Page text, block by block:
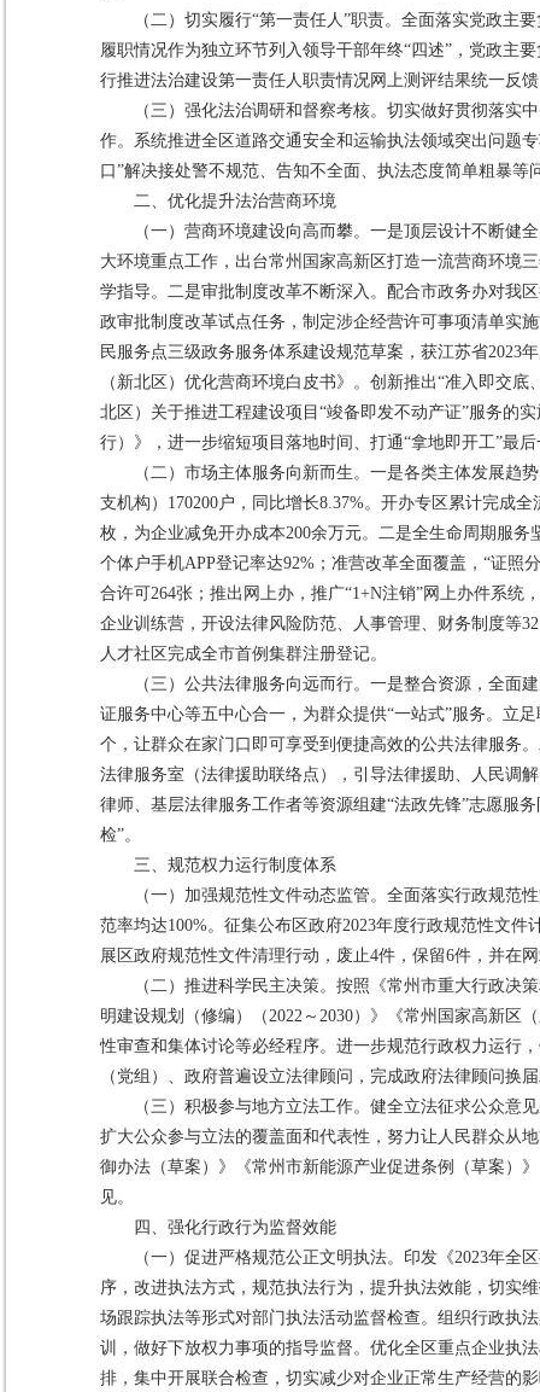
（二）切实履行“第一责任人”职责。全面落实党政
履职情况作为独立环节列入领导干部年终“四述”，党政主
行推进法治建设第一责任人职责情况网上测评结果统一反
（三）强化法治调研和督察考核。切实做好贯彻落实
作。系统推进全区道路交通安全和运输执法领域突出问题
口”解决接处警不规范、告知不全面、执法态度简单粗暴
二、优化提升法治营商环境
（一）营商环境建设向高而攀。一是顶层设计不断
大环境重点工作，出台常州国家高新区打造一流营商环境
学指导。二是审批制度改革不断深入。配合市政务办对我
政审批制度改革试点任务，制定涉企经营许可事项清单实
民服务点三级政务服务体系建设规范草案，获江苏省2023
（新北区）优化营商环境白皮书》。创新推出“准入即交
北区）关于推进工程建设项目“竣备即发不动产证”服务的
行）》，进一步缩短项目落地时间、打通“拿地即开工”最
（二）市场主体服务向新而生。一是各类主体发展趋
支机构）170200户，同比增长8.37%。开办专区累计完成
枚，为企业减免开办成本200余万元。二是全生命周期服
个体户手机APP登记率达92%；准营改革全面覆盖，“证照
合许可264张；推出网上办，推广“1+N注销”网上办件系
企业训练营，开设法律风险防范、人事管理、财务制度等
人才社区完成全市首例集群注册登记。
（三）公共法律服务向远而行。一是整合资源，全面
证服务中心等五中心合一，为群众提供“一站式”服务。立
个，让群众在家门口即可享受到便捷高效的公共法律服务
法律服务室（法律援助联络点），引导法律援助、人民调
律师、基层法律服务工作者等资源组建“法政先锋”志愿服
检”。
三、规范权力运行制度体系
（一）加强规范性文件动态监管。全面落实行政规
范率均达100%。征集公布区政府2023年度行政规范性文
展区政府规范性文件清理行动，废止4件，保留6件，并在
（二）推进科学民主决策。按照《常州市重大行政决
明建设规划（修编）（2022～2030）》《常州国家高新
性审查和集体讨论等必经程序。进一步规范行政权力运行
（党组）、政府普遍设立法律顾问，完成政府法律顾问换
（三）积极参与地方立法工作。健全立法征求公众意
扩大公众参与立法的覆盖面和代表性，努力让人民群众从
御办法（草案）》《常州市新能源产业促进条例（草案）
见。
四、强化行政行为监督效能
（一）促进严格规范公正文明执法。印发《2023年
序，改进执法方式，规范执法行为，提升执法效能，切实
场跟踪执法等形式对部门执法活动监督检查。组织行政执
训，做好下放权力事项的指导监督。优化全区重点企业执
排，集中开展联合检查，切实减少对企业正常生产经营的